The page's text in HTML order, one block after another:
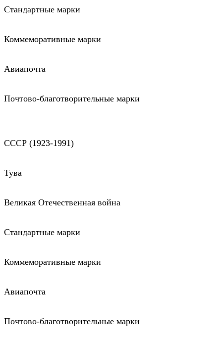
Стандартные марки
Коммеморативные марки
Авиапочта
Почтово-благотворительные марки
СССР (1923-1991)
Тува
Великая Отечественная война
Стандартные марки
Коммеморативные марки
Авиапочта
Почтово-благотворительные марки